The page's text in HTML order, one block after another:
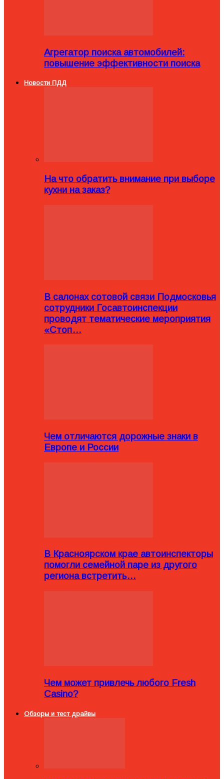
Агрегатор поиска автомобилей:
повышение эффективности поиска
Новости ПДД
На что обратить внимание при выборе
кухни на заказ?
В салонах сотовой связи Подмосковья
сотрудники Госавтоинспекции
проводят тематические мероприятия
«Стоп…
Чем отличаются дорожные знаки в
Европе и России
В Красноярском крае автоинспекторы
помогли семейной паре из другого
региона встретить…
Чем может привлечь любого Fresh
Casino?
Обзоры и тест драйвы